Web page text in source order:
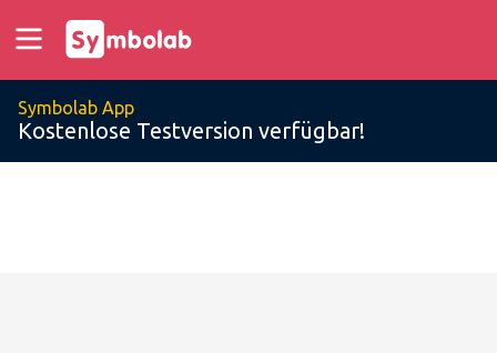
Symbolab App
Kostenlose Testversion verfügbar!